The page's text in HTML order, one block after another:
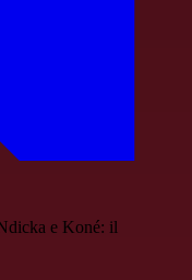
e Koné: il